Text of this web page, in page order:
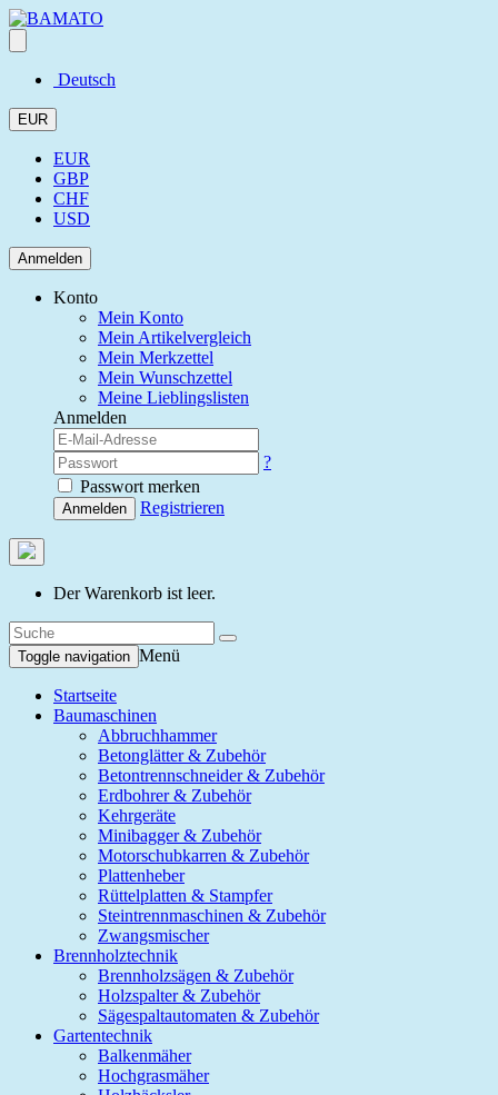
Deutsch
EUR
EUR
GBP
CHF
USD
Anmelden
Konto
Mein Konto
Mein Artikelvergleich
Mein Merkzettel
Mein Wunschzettel
Meine Lieblingslisten
Anmelden
?
Passwort merken
Anmelden Registrieren
Der Warenkorb ist leer.
Toggle navigation Menü
Startseite
Baumaschinen
Abbruchhammer
Betonglätter & Zubehör
Betontrennschneider & Zubehör
Erdbohrer & Zubehör
Kehrgeräte
Minibagger & Zubehör
Motorschubkarren & Zubehör
Plattenheber
Rüttelplatten & Stampfer
Steintrennmaschinen & Zubehör
Zwangsmischer
Brennholztechnik
Brennholzsägen & Zubehör
Holzspalter & Zubehör
Sägespaltautomaten & Zubehör
Gartentechnik
Balkenmäher
Hochgrasmäher